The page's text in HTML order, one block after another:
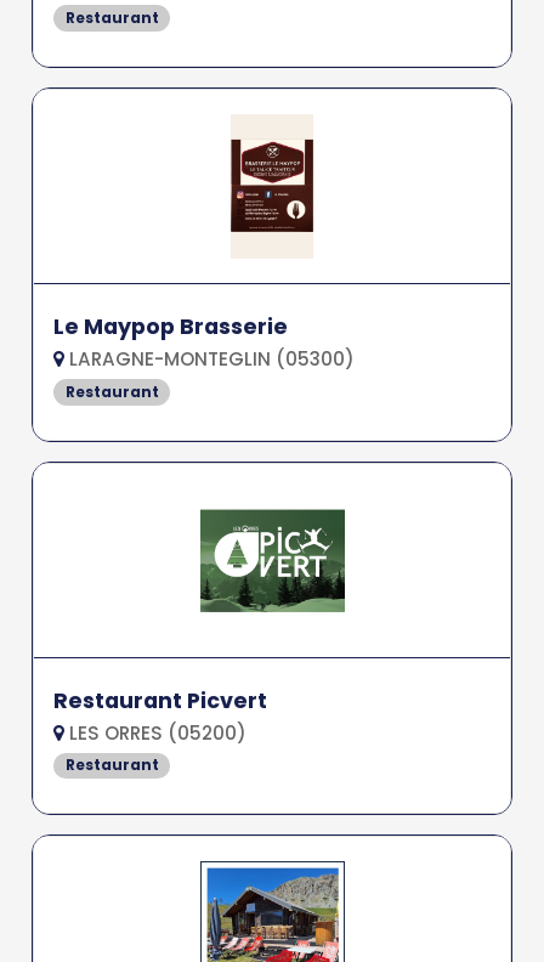
Restaurant
Le Maypop Brasserie
LARAGNE-MONTEGLIN (05300)
Restaurant
Restaurant Picvert
LES ORRES (05200)
Restaurant